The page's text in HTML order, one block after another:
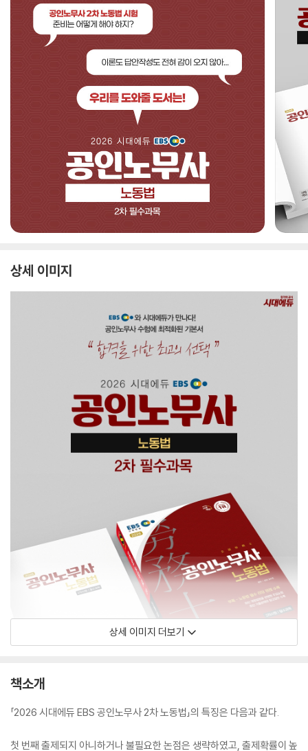
상세 이미지
상세 이미지 더보기
책소개
「2026 시대에듀 EBS 공인노무사 2차 노동법」의 특징은 다음과 같다.
첫 번째 출제되지 아니하거나 불필요한 논점은 생략하였고, 출제확률이 높